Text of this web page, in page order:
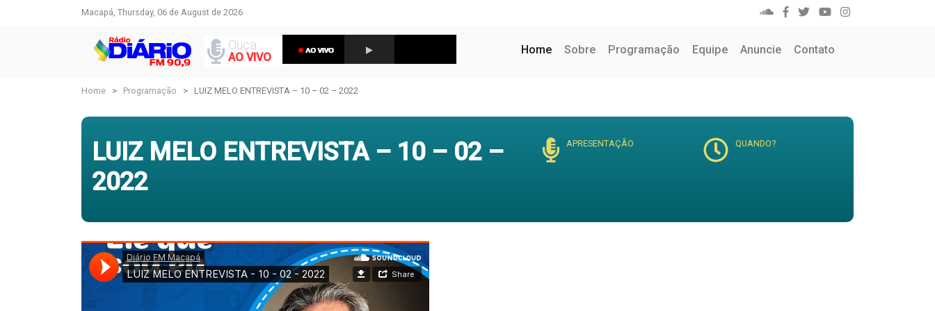
Macapá, Thursday, 06 de August de 2026
Ouça
AO VIVO
Home(current)
Sobre Programação Equipe Anuncie Contato
Home Programação LUIZ MELO ENTREVISTA – 10 – 02 – 2022
LUIZ MELO ENTREVISTA – 10 – 02 –
2022
APRESENTAÇÃO QUANDO?